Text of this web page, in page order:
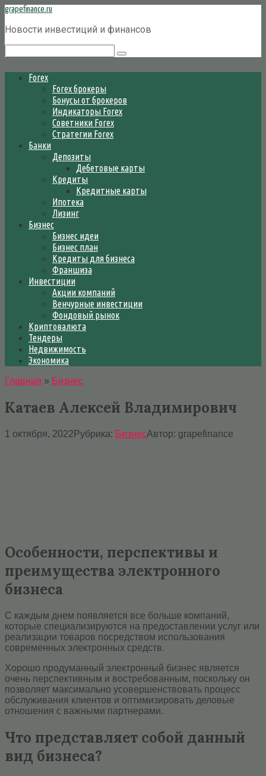
Перейти
контенту
grapefinance.ru
Новости инвестиций и финансов
Forex
Forex брокеры
Бонусы от брокеров
Индикаторы Forex
Советники Forex
Стратегии Forex
Банки
Депозиты
Дебетовые карты
Кредиты
Кредитные карты
Ипотека
Лизинг
Бизнес
Бизнес идеи
Бизнес план
Кредиты для бизнеса
Франшиза
Инвестиции
Акции компаний
Венчурные инвестиции
Фондовый рынок
Криптовалюта
Тендеры
Недвижимость
Экономика
Главная » Бизнес
Катаев Алексей Владимирович
1 октября, 2022 Рубрика: БизнесАвтор: grapefinance
Особенности, перспективы и
преимущества электронного
бизнеса
С каждым днем появляется все больше компаний,
которые специализируются на предоставлении услуг или
реализации товаров посредством использования
современных электронных средств.
Хорошо продуманный электронный бизнес является
очень перспективным и востребованным, поскольку он
позволяет максимально усовершенствовать процесс
обслуживания клиентов и оптимизировать деловые
отношения с важными партнерами.
Что представляет собой данный
вид бизнеса?